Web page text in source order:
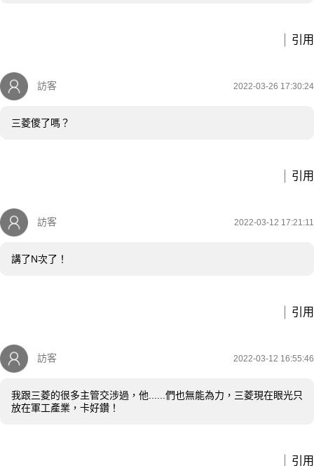
引用
訪客 2022-03-26 17:30:24
三菱儍了嗎？
引用
訪客 2022-03-12 17:21:11
講了N次了！
引用
訪客 2022-03-12 16:55:46
我跟三菱的很多主管交涉過，他......們也無能為力，三菱現在眼光只
放在軍工產業，卡好鑽！
引用